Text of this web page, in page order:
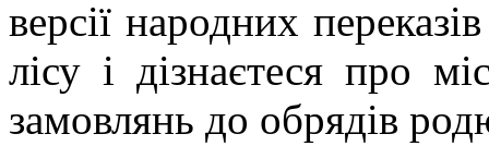
версії народних
лісу і дізнаєтеся про
замовлянь до обрядів